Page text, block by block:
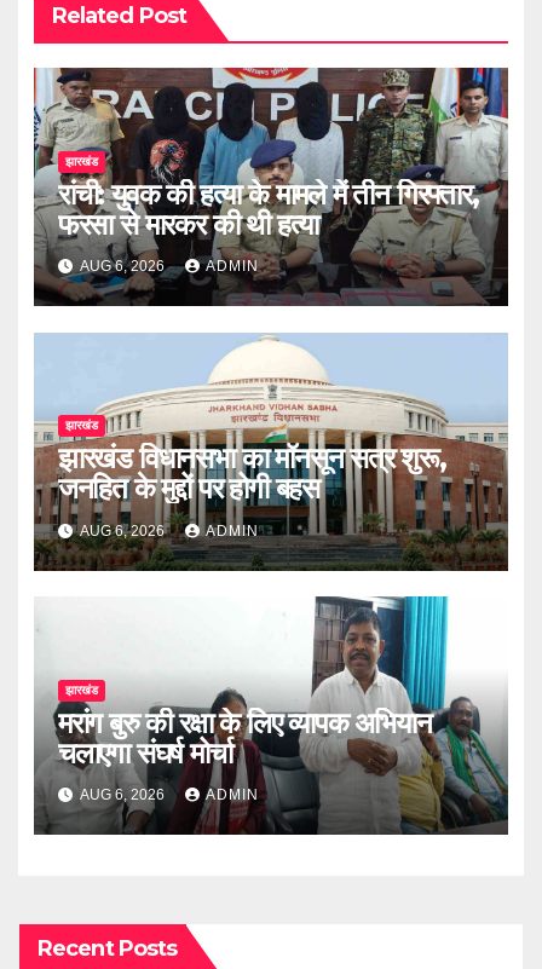
Related Post
झारखंड
रांची: युवक की हत्या के मामले में तीन गिरफ्तार,
फरसा से मारकर की थी हत्या
AUG 6, 2026 ADMIN
झारखंड
झारखंड विधानसभा का मॉनसून सत्र शुरू,
जनहित के मुद्दों पर होगी बहस
AUG 6, 2026 ADMIN
झारखंड
मरांग बुरु की रक्षा के लिए व्यापक अभियान
चलाएगा संघर्ष मोर्चा
AUG 6, 2026 ADMIN
Recent Posts